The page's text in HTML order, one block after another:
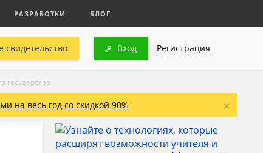
РАЗРАБОТКИ БЛОГ
свидетельство Вход Регистрация
государства
на весь год со скидкой 90% ×